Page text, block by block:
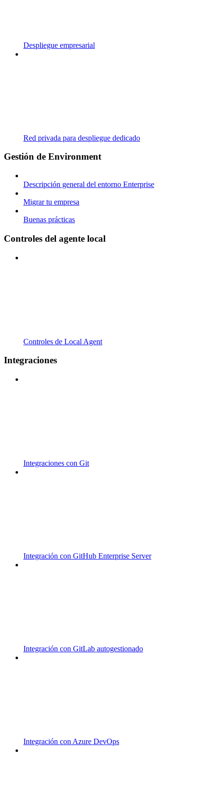
Despliegue empresarial
Red privada para despliegue dedicado
Gestión de Environment
Descripción general del entorno Enterprise
Migrar tu empresa
Buenas prácticas
Controles del agente local
Controles de Local Agent
Integraciones
Integraciones con Git
Integración con GitHub Enterprise Server
Integración con GitLab autogestionado
Integración con Azure DevOps